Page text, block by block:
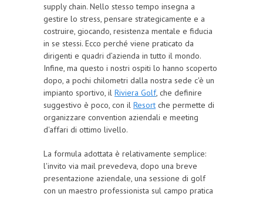
supply chain. Nello stesso tempo insegna a
gestire lo stress, pensare strategicamente e a
costruire, giocando, resistenza mentale e fiducia
in se stessi. Ecco perché viene praticato da
dirigenti e quadri d’azienda in tutto il mondo.
Infine, ma questo i nostri ospiti lo hanno scoperto
dopo, a pochi chilometri dalla nostra sede c'è un
impianto sportivo, il Riviera Golf, che definire
suggestivo è poco, con il Resort che permette di
organizzare convention aziendali e meeting
d'affari di ottimo livello.
La formula adottata è relativamente semplice:
l'invito via mail prevedeva, dopo una breve
presentazione aziendale, una sessione di golf
con un maestro professionista sul campo pratica